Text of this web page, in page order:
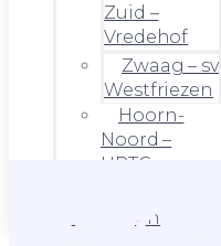
Zuid –
Vredehof
Zwaag – sv
Westfriezen
Hoorn-
Noord –
HRTC
Uitslagen